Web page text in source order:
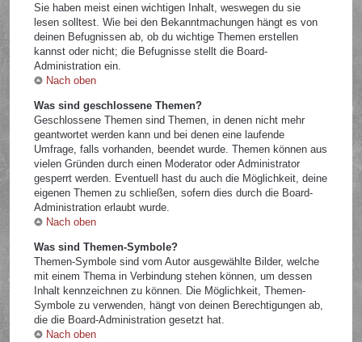
Sie haben meist einen wichtigen Inhalt, weswegen du sie
lesen solltest. Wie bei den Bekanntmachungen hängt es von
deinen Befugnissen ab, ob du wichtige Themen erstellen
kannst oder nicht; die Befugnisse stellt die Board-
Administration ein.
Nach oben
Was sind geschlossene Themen?
Geschlossene Themen sind Themen, in denen nicht mehr
geantwortet werden kann und bei denen eine laufende
Umfrage, falls vorhanden, beendet wurde. Themen können aus
vielen Gründen durch einen Moderator oder Administrator
gesperrt werden. Eventuell hast du auch die Möglichkeit, deine
eigenen Themen zu schließen, sofern dies durch die Board-
Administration erlaubt wurde.
Nach oben
Was sind Themen-Symbole?
Themen-Symbole sind vom Autor ausgewählte Bilder, welche
mit einem Thema in Verbindung stehen können, um dessen
Inhalt kennzeichnen zu können. Die Möglichkeit, Themen-
Symbole zu verwenden, hängt von deinen Berechtigungen ab,
die die Board-Administration gesetzt hat.
Nach oben